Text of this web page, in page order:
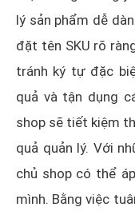
lý sản phẩm dễ
đặt tên SKU rõ
tránh ký tự đặc
quả và tận dụng
shop sẽ tiết kiệm
quả quản lý. Với
chủ shop có thể
mình. Bằng việc